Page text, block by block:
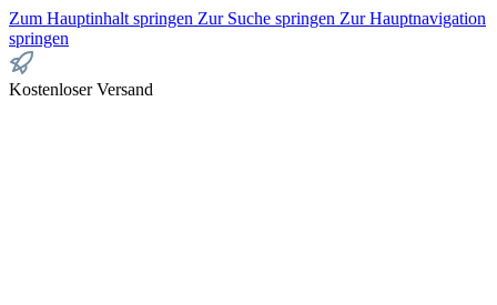
Zum Hauptinhalt springen Zur Suche springen Zur Hauptnavigation
springen
Kostenloser Versand